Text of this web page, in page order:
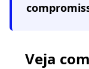
Veja